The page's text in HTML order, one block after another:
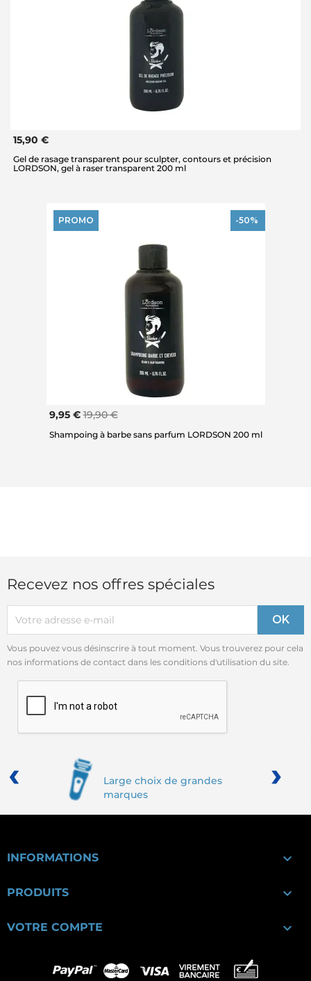
15,90 €
Gel de rasage transparent pour sculpter, contours et précision
LORDSON, gel à raser transparent 200 ml
PROMO -50%
9,95 €19,90 €
Shampoing à barbe sans parfum LORDSON 200 ml
Recevez nos offres spéciales
Vous pouvez vous désinscrire à tout moment. Vous trouverez pour cela
nos informations de contact dans les conditions d'utilisation du site.
Large choix de grandes
marques
‹ ›
INFORMATIONS 
PRODUITS 
VOTRE COMPTE 